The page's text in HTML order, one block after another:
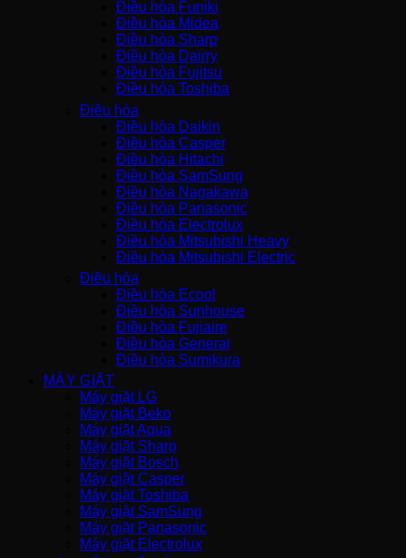
Điều hòa Funiki
Điều hòa Midea
Điều hòa Sharp
Điều hòa Dairry
Điều hòa Fujitsu
Điều hòa Toshiba
Điều hòa
Điều hòa Daikin
Điều hòa Casper
Điều hòa Hitachi
Điều hòa SamSung
Điều hòa Nagakawa
Điều hòa Panasonic
Điều hòa Electrolux
Điều hòa Mitsubishi Heavy
Điều hòa Mitsubishi Electric
Điều hòa
Điều hòa Ecool
Điều hòa Sunhouse
Điều hòa Fujiaire
Điều hòa General
Điều hòa Sumikura
MÁY GIẶT
Máy giặt LG
Máy giặt Beko
Máy giặt Aqua
Máy giặt Sharp
Máy giặt Bosch
Máy giặt Casper
Máy giặt Toshiba
Máy giặt SamSung
Máy giặt Panasonic
Máy giặt Electrolux